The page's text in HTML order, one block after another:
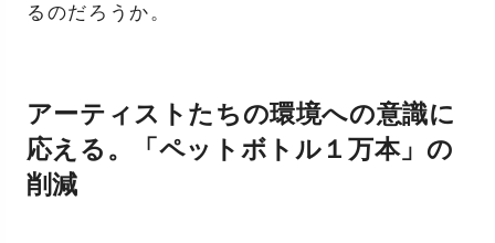
るのだろうか。
アーティストたちの環境への意識に
応える。「ペットボトル１万本」の
削減